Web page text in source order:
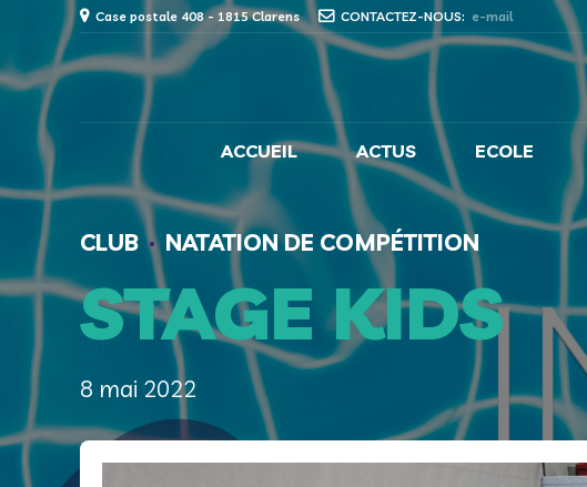
Case postale 408 - 1815 Clarens CONTACTEZ-NOUS: e-mail
ACCUEIL ACTUS ECOLE
CLUB NATATION DE COMPÉTITION
STAGE KIDS
8 mai 2022